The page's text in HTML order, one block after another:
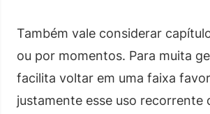
Também vale considerar
ou por momentos. Para muita
facilita voltar em uma faixa
justamente esse uso recorrente